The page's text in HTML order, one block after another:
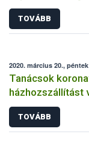
TOVÁBB
2020. március 20., péntek
Tanácsok
házhozszállítást
TOVÁBB